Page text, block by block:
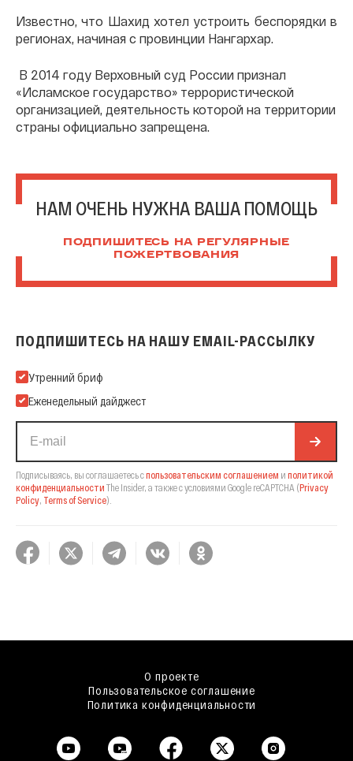
Известно, что Шахид хотел устроить беспорядки в
регионах, начиная с провинции Нангархар.
В 2014 году Верховный суд России признал
«Исламское государство» террористической
организацией, деятельность которой на территории
страны официально запрещена.
НАМ ОЧЕНЬ НУЖНА ВАША ПОМОЩЬ
ПОДПИШИТЕСЬ НА РЕГУЛЯРНЫЕ
ПОЖЕРТВОВАНИЯ
ПОДПИШИТЕСЬ НА НАШУ EMAIL-РАССЫЛКУ
Подпишитесь на нашу Email-рассылку
Утренний бриф
Еженедельный дайджест
Подписываясь, вы соглашаетесь спользовательским соглашением и политикой
конфиденциальности The Insider, а также с условиями Google reCAPTCHA (Privacy
Policy, Terms of Service).
О проекте
Пользовательское соглашение
Политика конфиденциальности